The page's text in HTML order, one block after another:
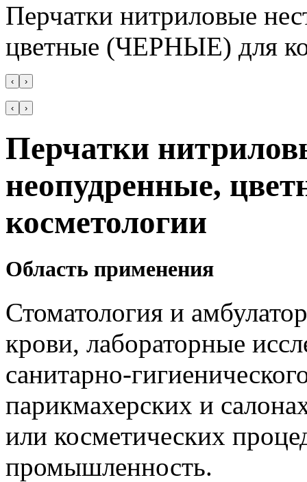
Перчатки нитриловые
цветные (ЧЕРНЫЕ) для
‹ ›
‹ ›
Перчатки
неопудренные,
косметологии
Область применения
Стоматология и
крови, лабораторные
санитарно-
парикмахерских и
или косметических
промышленность.